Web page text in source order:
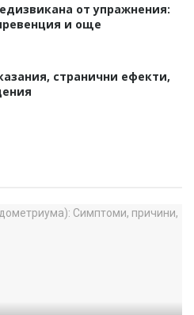
от упражнения:
и още
странични ефекти,